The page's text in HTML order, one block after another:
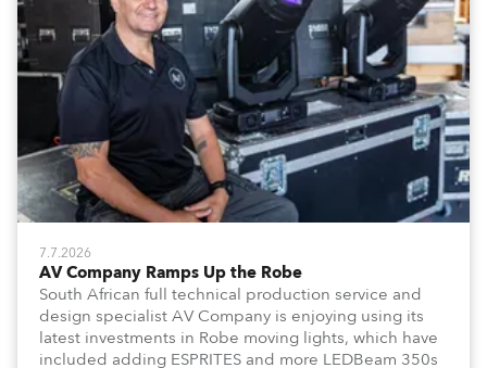
7.7.2026
AV Company Ramps Up the Robe
South African full technical production service and
design specialist AV Company is enjoying using its
latest investments in Robe moving lights, which have
included adding ESPRITES and more LEDBeam 350s